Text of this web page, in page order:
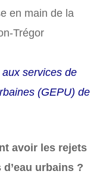
en main de la
Trégor
services de
(GEPU) de
avoir les rejets
urbains ?